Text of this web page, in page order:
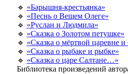
🔹 «Барышня-крестьянка»
🔹 «Песнь о Вещем Олеге»
🔹 «Руслан и Людмила»
🔹 «Сказка о Золотом петушке»
🔹 «Сказка о мёртвой царевне
🔹 «Сказка о рыбаке и рыбке»
🔹 «Сказка о царе Салтане…»
Библиотека произведений